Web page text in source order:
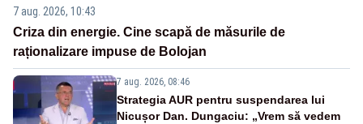
7 aug. 2026, 10:43
Criza din energie. Cine scapă de măsurile de
raționalizare impuse de Bolojan
7 aug. 2026, 08:46
Strategia AUR pentru suspendarea lui
Nicușor Dan. Dungaciu: „Vrem să vedem